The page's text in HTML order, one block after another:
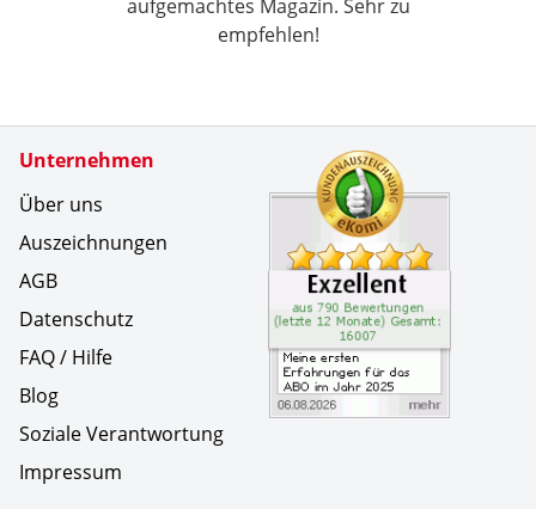
aufgemachtes Magazin. Sehr zu
empfehlen!
Unternehmen
Über uns
Auszeichnungen
AGB
Datenschutz
FAQ / Hilfe
Blog
Soziale Verantwortung
Impressum
Zertifikate